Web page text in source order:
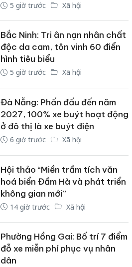
5 giờ trước Xã hội
Bắc Ninh: Tri ân nạn nhân chất
độc da cam, tôn vinh 60 điển
hình tiêu biểu
5 giờ trước Xã hội
Đà Nẵng: Phấn đấu đến năm
2027, 100% xe buýt hoạt động
ở đô thị là xe buýt điện
6 giờ trước Xã hội
Hội thảo “Miền trầm tích văn
hoá biển Đầm Hà và phát triển
không gian mới”
14 giờ trước Xã hội
Phường Hồng Gai: Bố trí 7 điểm
đỗ xe miễn phí phục vụ nhân
dân